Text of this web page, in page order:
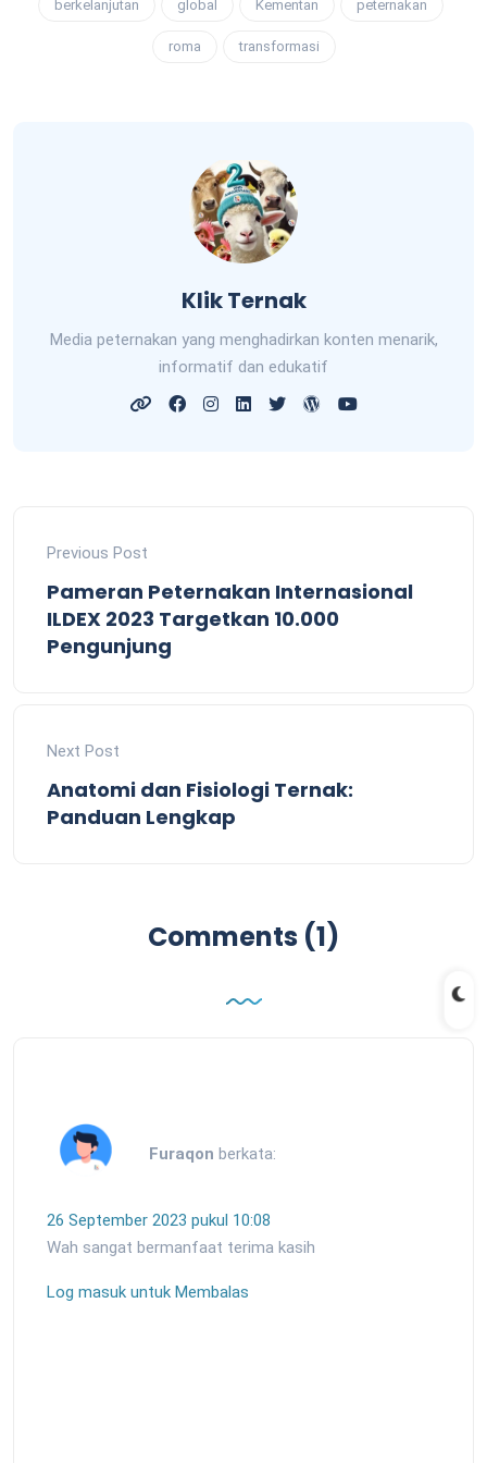
berkelanjutan global Kementan peternakan
roma transformasi
Klik Ternak
Media peternakan yang menghadirkan konten menarik,
informatif dan edukatif
Previous Post
Pameran Peternakan Internasional
ILDEX 2023 Targetkan 10.000
Pengunjung
Next Post
Anatomi dan Fisiologi Ternak:
Panduan Lengkap
Comments (1)
Furaqon berkata:
26 September 2023 pukul 10:08
Wah sangat bermanfaat terima kasih
Log masuk untuk Membalas